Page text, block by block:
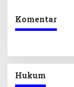
Komentar
Hukum